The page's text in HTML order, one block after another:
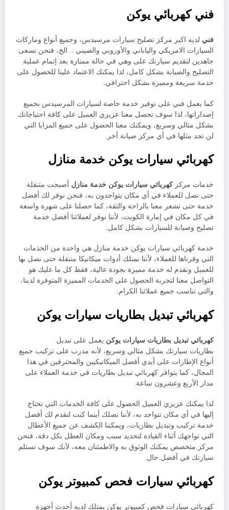
فني كهربائي يوكن
فني لديه اكبر مركز تصليح سيارات مرسيدس، وجميع أنواع وماركات
السيارات الامريكي والياباني والأوروبي والصيني .. الخ، فنحن نسعى
جاهدين لتقديم سيارتك على وهي في حالة ممتازة بعد إتمام عملية
التصليح والصيانة بشكل كامل، لذا يمكنك الاعتماد علينا للحصول على
خدمة سريعة ومميزة بشكل احترافي.
كما يعمل فني على توفير خدمة خاصة لسيارات المرسيدس بجميع
إصداراتها، لذا سوف تحصل معنا عزيزي العميل على كافة احتياجاتك
بشكل مثالي وسريع، ويمكنك معنا الحصول على جميع المزايا التي
لن تجد مثلها في أي مركز صيانة أخر.
كهربائي سيارات يوكن خدمة منازل
خدمات مركزكهربائي سيارات يوكن خدمة منازل أصبحت متنقلة
حتى تصل للعملاء في أي مكان يتواجدون به، فنحن نوفر لك أفضل
خدمة حتى تشعر معنا بالراحة والثقة، كما حصلنا على شهرة واسعة
في كل مكان في إمارة الكويت، لأننا نوفر لعملائنا أفضل خدمة
تصليح وصيانة للسيارات بشكل كامل.
خدمة كهربائي سيارات يوكن خدمة منازل هي واحدة من الخدمات
التي وفرناها للعملاء، لأننا نمتلك أدوات ميكانيكا متنقلة حتى نصل بها
للعميل ونقدم له خدمة مميزة بجودة عالية، فقط كل ما عليك هو
التواصل معنا لتجربة الحصول على الخدمات المميزة المتوفرة لدينا،
والتي تناسب جميع عملائنا الكرام.
كهربائي تبديل بطاريات سيارات يوكن
كهربائي تبديل بطاريات سيارات يوكن يعمل على تبديل
بطاريات سيارتك بشكل مثالي وسريع، لأنه مدرب على تركيب جميع
أنواع الإطارات على أيدي أفضل الميكانيكيين والمحترفين في هذا
المجال، كما يتوافر كهربائي تبديل بطاريات في خدمة العملاء على
مدار الأربع وعشرون ساعة.
لذا يمكنك عزيزي العميل الحصول على كافة الخدمات التي تحتاج
إليها في أي مكان تتواجد به، لأننا نصلك أينما كنت لنقدم لك أفضل
خدمة تركيب وتبديل بطاريات، ويمكننا الكشف عن جميع الأعطال
التي تواجهك أثناء القيادة لتحديد سبب ومكان العطل بكل دقة، فنحن
مركز متخصص يمكنك الوثوق به والاطمئنان معه، لأنك سوف تستلم
سيارتك في أفضل حال.
كهربائي سيارات فحص كمبيوتر يوكن
كهربائي سيارات فحص كمبيوتر يوكن يمتلك لديه أحدث أجهزة